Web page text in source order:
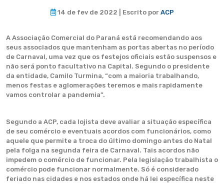
14 de fev de 2022 | Escrito por ACP
A Associação Comercial do Paraná está recomendando aos
seus associados que mantenham as portas abertas no período
de Carnaval, uma vez que os festejos oficiais estão suspensos e
não será ponto facultativo na Capital. Segundo o presidente
da entidade, Camilo Turmina, “com a maioria trabalhando,
menos festas e aglomerações teremos e mais rapidamente
vamos controlar a pandemia”.
Segundo a ACP, cada lojista deve avaliar a situação específica
de seu comércio e eventuais acordos com funcionários, como
aquele que permite a troca do último domingo antes do Natal
pela folga na segunda feira de Carnaval. Tais acordos não
impedem o comércio de funcionar. Pela legislação trabalhista o
comércio pode funcionar normalmente. Só é considerado
feriado nas cidades e nos estados onde há lei específica neste